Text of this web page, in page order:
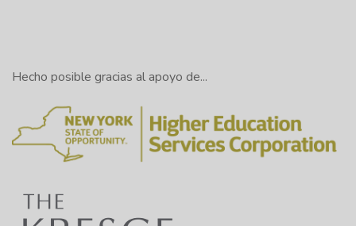
Hecho posible gracias al apoyo de...